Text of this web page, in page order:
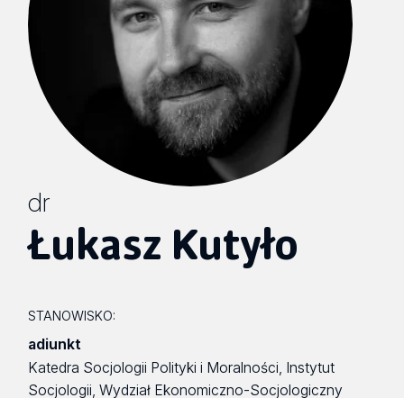
dr
Łukasz Kutyło
STANOWISKO:
adiunkt
Katedra Socjologii Polityki i Moralności, Instytut
Socjologii, Wydział Ekonomiczno-Socjologiczny